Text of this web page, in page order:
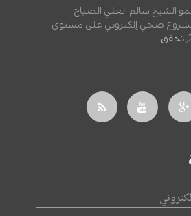
الشيخ سالم العلي الصباح
صحي إلكتروني على مستوى
تحقق.